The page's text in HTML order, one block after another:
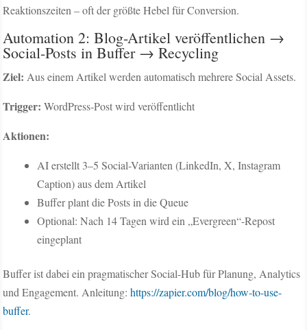
Reaktionszeiten – oft der größte Hebel für Conversion.
Automation 2: Blog-Artikel veröffentlichen →
Social-Posts in Buffer → Recycling
Ziel: Aus einem Artikel werden automatisch mehrere Social Assets.
Trigger: WordPress-Post wird veröffentlicht
Aktionen:
AI erstellt 3–5 Social-Varianten (LinkedIn, X, Instagram
Caption) aus dem Artikel
Buffer plant die Posts in die Queue
Optional: Nach 14 Tagen wird ein „Evergreen“-Repost
eingeplant
Buffer ist dabei ein pragmatischer Social-Hub für Planung, Analytics
und Engagement. Anleitung:https://zapier.com/blog/how-to-use-
buffer.